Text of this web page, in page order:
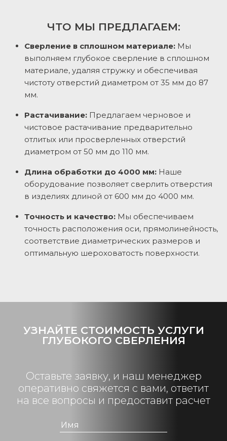
ЧТО МЫ ПРЕДЛАГАЕМ:
Сверление в сплошном материале: Мы
выполняем глубокое сверление в сплошном
материале, удаляя стружку и обеспечивая
чистоту отверстий диаметром от 35 мм до 87
мм.
Растачивание: Предлагаем черновое и
чистовое растачивание предварительно
отлитых или просверленных отверстий
диаметром от 50 мм до 110 мм.
Длина обработки до 4000 мм: Наше
оборудование позволяет сверлить отверстия
в изделиях длиной от 600 мм до 4000 мм.
Точность и качество: Мы обеспечиваем
точность расположения оси, прямолинейность,
соответствие диаметрических размеров и
оптимальную шероховатость поверхности.
УЗНАЙТЕ СТОИМОСТЬ УСЛУГИ
ГЛУБОКОГО СВЕРЛЕНИЯ
Оставьте заявку, и наш менеджер
оперативно свяжется с вами, ответит
на все вопросы и предоставит расчет